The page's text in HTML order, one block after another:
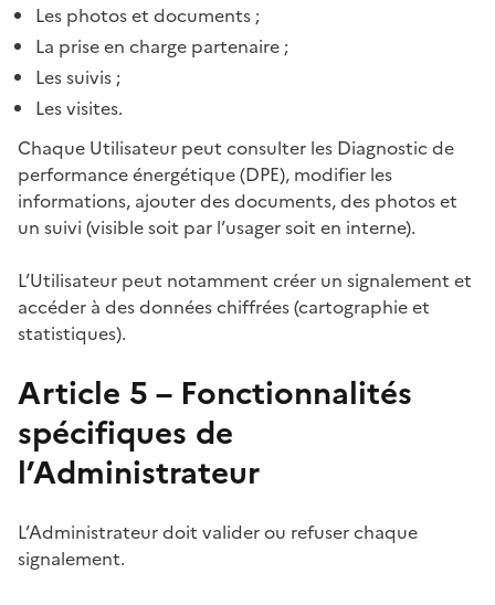
Les photos et documents ;
La prise en charge partenaire ;
Les suivis ;
Les visites.
Chaque Utilisateur peut consulter les Diagnostic de
performance énergétique (DPE), modifier les
informations, ajouter des documents, des photos et
un suivi (visible soit par l’usager soit en interne).
L’Utilisateur peut notamment créer un signalement et
accéder à des données chiffrées (cartographie et
statistiques).
Article 5 – Fonctionnalités
spécifiques de
l’Administrateur
L’Administrateur doit valider ou refuser chaque
signalement.